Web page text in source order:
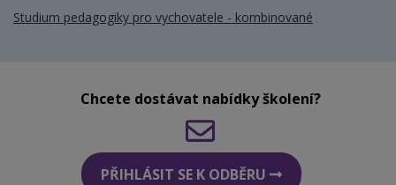
Studium pedagogiky pro vychovatele - kombinované
Chcete dostávat nabídky školení?
PŘIHLÁSIT SE K ODBĚRU